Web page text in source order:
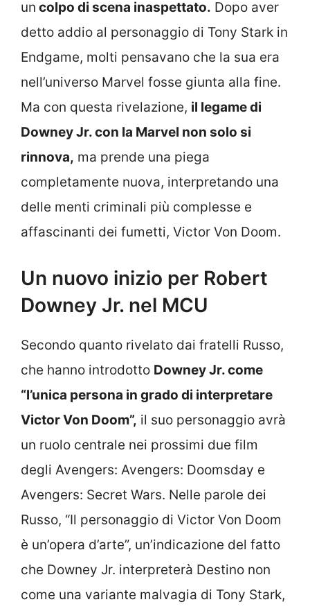
un colpo di scena inaspettato. Dopo aver
detto addio al personaggio di Tony Stark in
Endgame, molti pensavano che la sua era
nell’universo Marvel fosse giunta alla fine.
Ma con questa rivelazione, il legame di
Downey Jr. con la Marvel non solo si
rinnova, ma prende una piega
completamente nuova, interpretando una
delle menti criminali più complesse e
affascinanti dei fumetti, Victor Von Doom.
Un nuovo inizio per Robert
Downey Jr. nel MCU
Secondo quanto rivelato dai fratelli Russo,
che hanno introdotto Downey Jr. come
“l’unica persona in grado di interpretare
Victor Von Doom”, il suo personaggio avrà
un ruolo centrale nei prossimi due film
degli Avengers: Avengers: Doomsday e
Avengers: Secret Wars. Nelle parole dei
Russo, “Il personaggio di Victor Von Doom
è un’opera d’arte”, un’indicazione del fatto
che Downey Jr. interpreterà Destino non
come una variante malvagia di Tony Stark,